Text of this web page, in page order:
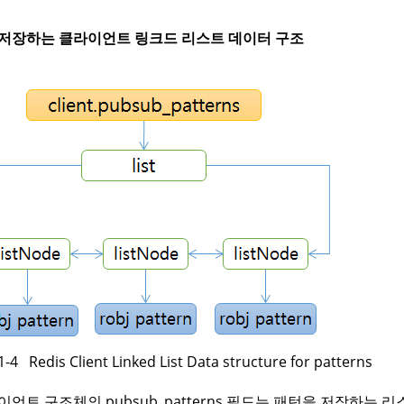
장하는 클라이언트 링크드 리스트 데이터 구조
Redis Client Linked List Data structure for patterns